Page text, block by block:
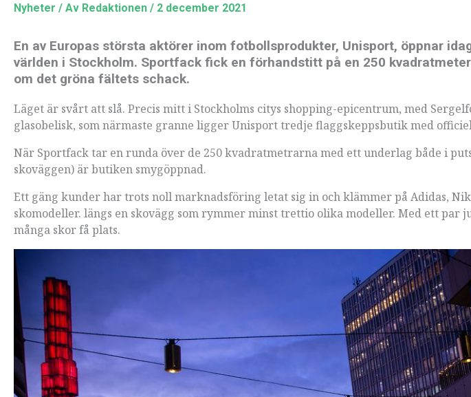
Nyheter / Av Redaktionen / 2 december 2021
En av Europas största aktörer inom fotbollsprodukter, Unisport, öppnar
världen i Stockholm. Sportfack fick en förhandstitt på en 250
om det gröna fältets schack.
Läget är svårt att slå. Precis mitt i Stockholms citys shopping-epicentrum, med
glasobelisk, som närmaste granne ligger Unisport tredje flaggskeppsbutik med
När Sportfack tar en runda över de 250 kvadratmetrarna med ett underlag både i
skoväggen) är butiken smygöppnad.
Ett gäng kunder har trots noll marknadsföring letat sig in och klämmer på Adidas,
skomodeller. längs en skovägg som rymmer minst trettio olika modeller. Med ett par
många skor få plats.